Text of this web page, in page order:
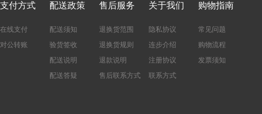
支付方式
在线支付
对公转账
配送政策
配送须知
验货签收
配送说明
配送答疑
售后服务
退换货范围
退换货规则
退款说明
售后联系方式
关于我们
隐私协议
连步介绍
注册协议
联系方式
购物指南
常见问题
购物流程
发票须知